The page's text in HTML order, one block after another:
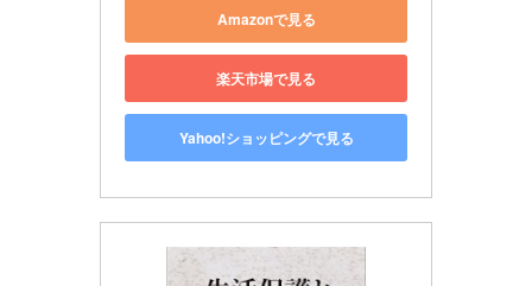
Amazonで見る
楽天市場で見る
Yahoo!ショッピングで見る